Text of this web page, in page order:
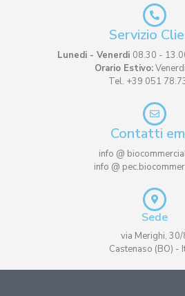
Servizio
Lunedi - Venerdi 08.30 -
Orario Estivo:
Tel. +39 051
Contatti
info @
info @
Sede
via Merighi, 30/
Castenaso (BO) -